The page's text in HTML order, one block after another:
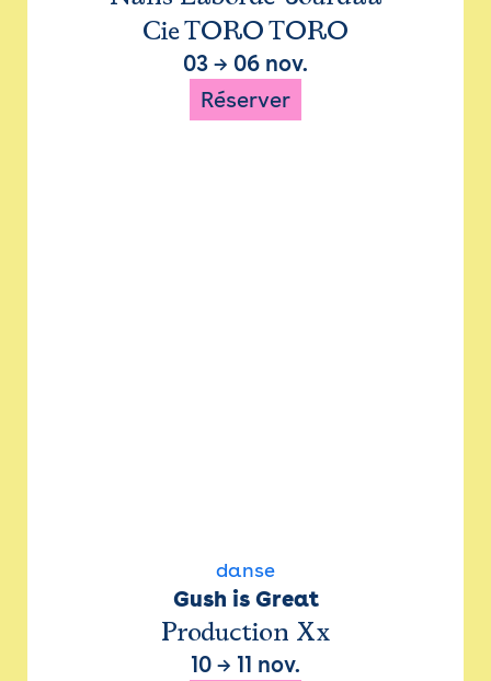
Cie TORO TORO
03 → 06 nov.
Réserver
danse
Gush is Great
Production Xx
10 → 11 nov.